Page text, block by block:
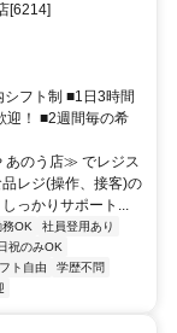
[6214]
フト制 ■1日3時間
迎！ ■2週間毎の希
あのう店≫ でレジス
レジ(操作、接客)の
っかりサポート...
務OK
社員登用あり
祝のみOK
ト自由
学歴不問